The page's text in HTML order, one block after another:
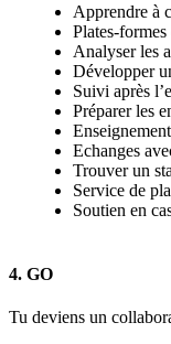
Apprendre à
Plates-
Analyser les
Développer
Suivi après
Préparer les
Echanges
Trouver un
Service de
Soutien en
4. GO
Tu deviens un